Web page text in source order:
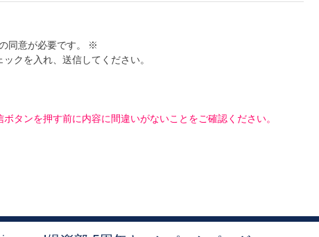
同意が必要です。
※
クを入れ、送信してください。
タンを押す前に内容に間違いがないことをご確認ください。